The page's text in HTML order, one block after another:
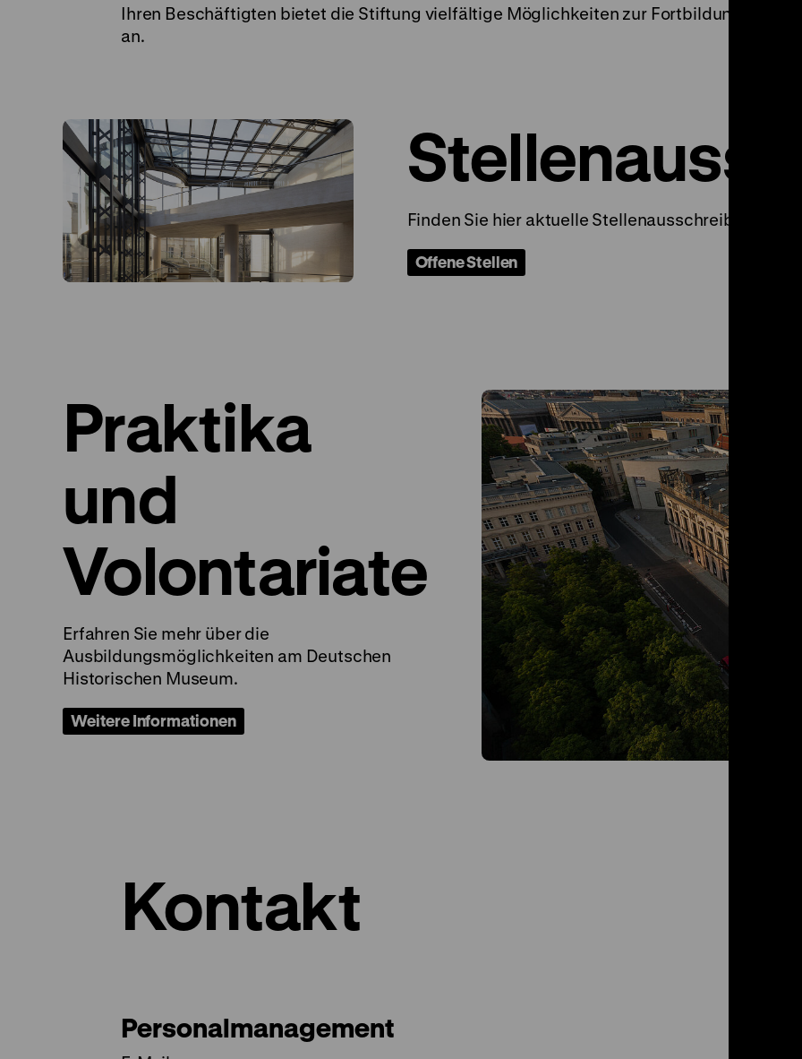
Ihren Beschäftigten bietet die Stiftung vielfältige Möglichkeiten zur Fortbildung
an.
Finden Sie hier aktuelle Stellenausschreibungen
Offene Stellen
Praktika
und
Volontariate
Erfahren Sie mehr über die
Ausbildungsmöglichkeiten am Deutschen
Historischen Museum.
Weitere Informationen
Kontakt
Personalmanagement